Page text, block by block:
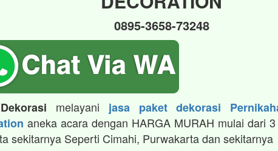
0895-3658-73248
melayani jasa paket dekorasi
aneka acara dengan HARGA MURAH mulai dari
sekitarnya Seperti Cimahi, Purwakarta dan sekitarnya